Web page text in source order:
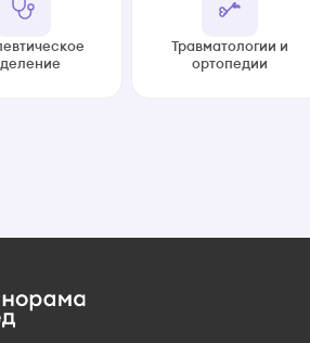
Травматологии и
ортопедии